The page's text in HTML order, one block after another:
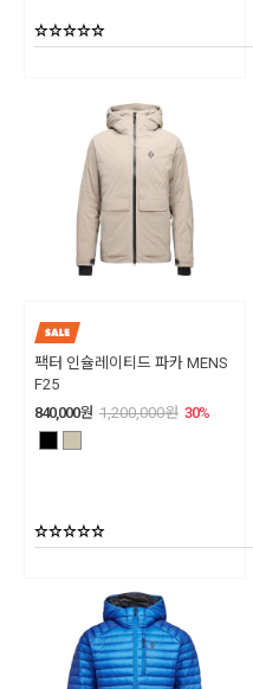
팩터 인슐레이티드 파카 MENS
F25
840,000원 1,200,000원 30%